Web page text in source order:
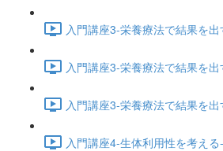
入門講座3-栄養療法で結果を
入門講座3-栄養療法で結果を
入門講座3-栄養療法で結果を
入門講座4-生体利用性を考え